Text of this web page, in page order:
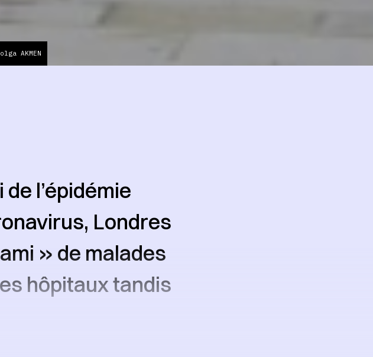
AKMEN
l’épidémie
Londres
» de malades
hôpitaux tandis